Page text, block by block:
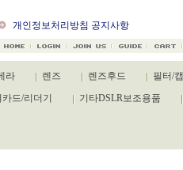
개인정보처리방침 공지사항
라 렌즈 렌즈후드 필터/캡
드/리더기 기타DSLR보조용품